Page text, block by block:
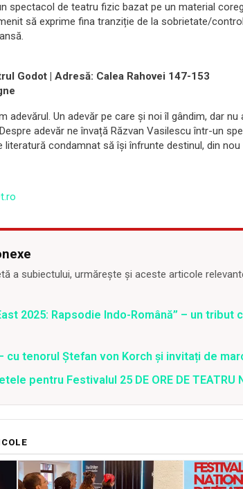
spectacol de teatru fizic bazat pe un material
să exprime fina tranziție de la sobrietate/
Godot | Adresă: Calea Rahovei 147-153
adevărul. Un adevăr pe care şi noi îl gândim, dar
adevăr ne învață Răzvan Vasilescu într-un
condamnat să își înfrunte destinul, din
a subiectului, urmărește și aceste articole
2025: Rapsodie Indo-Română” – un tribut
cu tenorul Ștefan von Korch și invitați de
pentru Festivalul 25 DE ORE DE TEATRU